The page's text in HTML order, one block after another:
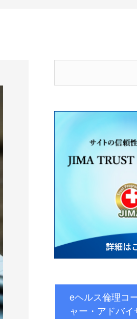
eヘルス倫理コ
ャー・アドバ